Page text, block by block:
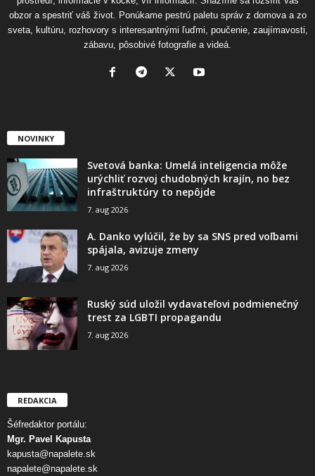
obzor a spestriť váš život. Ponúkame pestrú paletu správ z domova a zo
sveta, kultúru, rozhovory s interesantnými ľuďmi, poučenie, zaujímavosti,
zábavu, pôsobivé fotografie a videá.
NOVINKY
Svetová banka: Umelá inteligencia môže
urýchliť rozvoj chudobných krajín, no bez
infraštruktúry to nepôjde
7. aug 2026
A. Danko vylúčil, že by sa SNS pred voľbami
spájala, avizuje zmeny
7. aug 2026
Ruský súd uložil vydavateľovi podmienečný
trest za LGBTI propagandu
7. aug 2026
REDAKCIA
Šéfredaktor portálu:
Mgr. Pavel Kapusta
kapusta@napalete.sk
napalete@napalete.sk